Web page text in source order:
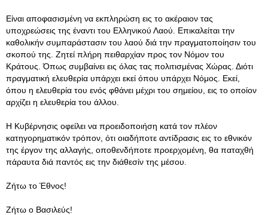
Είναι αποφασισμένη να εκπληρώση εις το ακέραιον τας
υποχρεώσεις της έναντι του Ελληνικού Λαού. Επικαλείται την
καθολικήν συμπαράστασιν του λαού διά την πραγματοποίησιν του
σκοπού της. Ζητεί πλήρη πειθαρχίαν προς τον Νόμον του
Κράτους. Όπως συμβαίνει εις όλας τας πολιτισμένας Χώρας. Διότι
πραγματική ελευθερία υπάρχει εκεί όπου υπάρχει Νόμος. Εκεί,
όπου η ελευθερία του ενός φθάνει μέχρι του σημείου, εις το οποίον
αρχίζει η ελευθερία του άλλου.
Η Κυβέρνησις οφείλει να προειδοποιήση κατά τον πλέον
κατηγορηματικόν τρόπον, ότι οιαδήποτε αντίδρασις εις το εθνικόν
της έργον της αλλαγής, οποθενδήποτε προερχομένη, θα παταχθή
πάραυτα διά παντός εις την διάθεσίν της μέσου.
Ζήτω το Έθνος!
Ζήτω ο Βασιλεύς!